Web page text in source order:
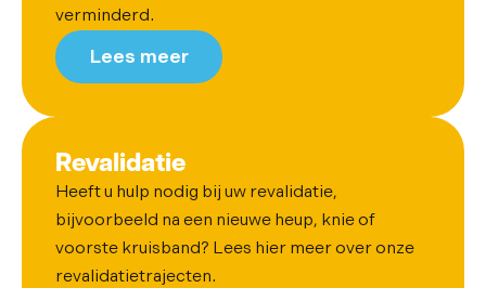
verminderd.
Lees meer
Revalidatie
Heeft u hulp nodig bij uw revalidatie,
bijvoorbeeld na een nieuwe heup, knie of
voorste kruisband? Lees hier meer over onze
revalidatietrajecten.